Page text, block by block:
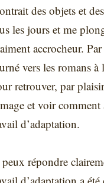
des objets et
les jours et me
accrocheur.
vers les romans à
retrouver, par
et voir
d’adaptation.
peux répondre